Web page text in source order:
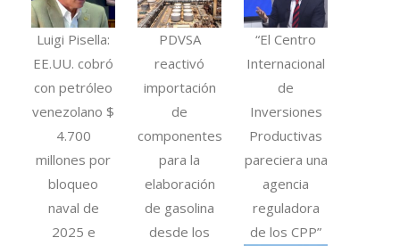
Luigi Pisella:
EE.UU. cobró
con petróleo
venezolano $
4.700
millones por
bloqueo
naval de
2025 e
PDVSA
reactivó
importación
de
componentes
para la
elaboración
de gasolina
desde los
“El Centro
Internacional
de
Inversiones
Productivas
pareciera una
agencia
reguladora
de los CPP”